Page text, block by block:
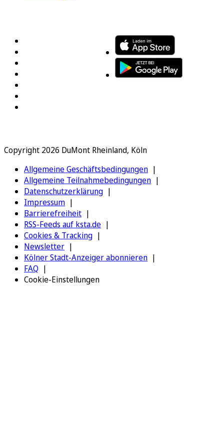
Copyright 2026 DuMont Rheinland, Köln
Allgemeine Geschäftsbedingungen
Allgemeine Teilnahmebedingungen
Datenschutzerklärung
Impressum
Barrierefreiheit
RSS-Feeds auf ksta.de
Cookies & Tracking
Newsletter
Kölner Stadt-Anzeiger abonnieren
FAQ
Cookie-Einstellungen